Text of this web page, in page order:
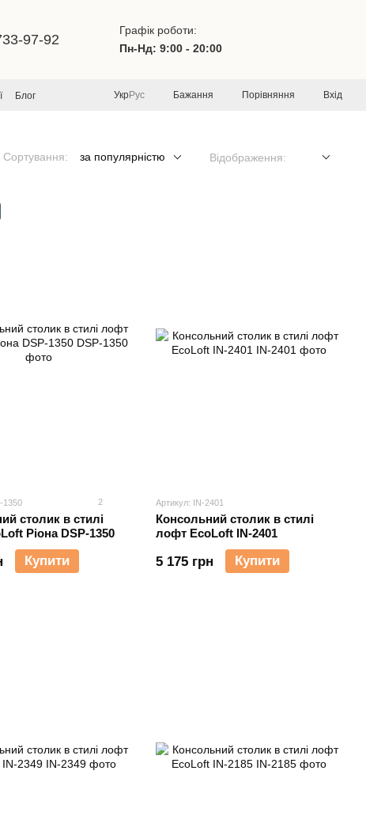
97-92
Графік роботи:
Пн-Нд: 9:00 - 20:00
Блог
УкрРус Бажання Порівняння Вхід
Сортування: за популярністю Відображення:
1350 2
столик в стилі
Ріона DSP-1350
Купити
Артикул: IN-2401
Консольний столик в стилі
лофт EcoLoft IN-2401
5 175 грн Купити